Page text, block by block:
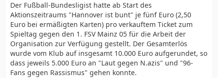
Der Fußball-Bundesligist hatte ab Start des
Aktionszeitraums "Hannover ist bunt" je fünf Euro (2,50
Euro bei ermäßigten Karten) pro verkauftem Ticket zum
Spieltag gegen den 1. FSV Mainz 05 für die Arbeit der
Organisation zur Verfügung gestellt. Der Gesamterlös
wurde vom Klub auf insgesamt 10.000 Euro aufgerundet, so
dass jeweils 5.000 Euro an "Laut gegen N.azis" und "96-
Fans gegen Rassismus" gehen konnte.